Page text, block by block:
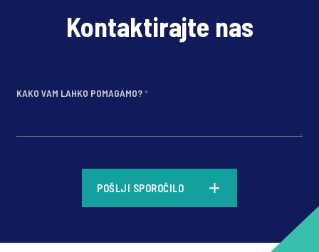
Kontaktirajte nas
KAKO VAM LAHKO POMAGAMO?*
POŠLJI SPOROČILO